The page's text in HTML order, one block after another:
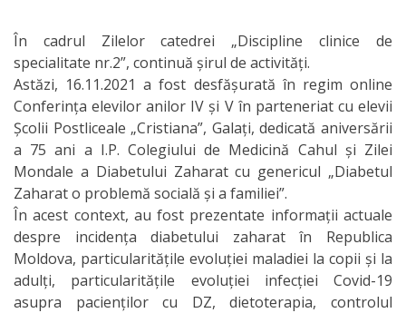
Posturi
vacante
Transparență
Planuri și
rapoarte
de
activitate
În cadrul Zilelor catedrei „Discipline clinice de
specialitate nr.2”, continuă șirul de activități.
Astăzi, 16.11.2021 a fost desfășurată în regim online
Conferința elevilor anilor IV și V în parteneriat cu elevii
Școlii Postliceale „Cristiana”, Galați, dedicată aniversării
a 75 ani a I.P. Colegiului de Medicină Cahul și Zilei
Mondale a Diabetului Zaharat cu genericul „Diabetul
Zaharat o problemă socială și a familiei”.
În acest context, au fost prezentate informații actuale
despre incidența diabetului zaharat în Republica
Moldova, particularitățile evoluției maladiei la copii și la
adulți, particularitățile evoluției infecției Covid-19
asupra pacienților cu DZ, dietoterapia, controlul